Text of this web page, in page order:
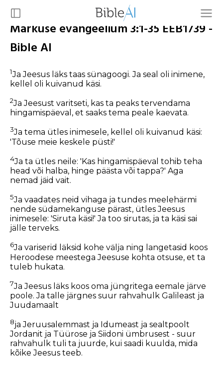
Markuse evangeelium 3:1-35 EEB1739 -
Bible AI
1Ja Jeesus läks taas sünagoogi. Ja seal oli inimene,
kellel oli kuivanud käsi.
2Ja Jeesust varitseti, kas ta peaks tervendama
hingamispäeval, et saaks tema peale kaevata.
3Ja tema ütles inimesele, kellel oli kuivanud käsi:
'Tõuse meie keskele püsti!'
4Ja ta ütles neile: 'Kas hingamispäeval tohib teha
head või halba, hinge päästa või tappa?' Aga
nemad jäid vait.
5Ja vaadates neid vihaga ja tundes meelehärmi
nende südamekanguse pärast, ütles Jeesus
inimesele: 'Siruta käsi!' Ja too sirutas, ja ta käsi sai
jälle terveks.
6Ja variserid läksid kohe välja ning langetasid koos
Heroodese meestega Jeesuse kohta otsuse, et ta
tuleb hukata.
7Ja Jeesus läks koos oma jüngritega eemale järve
poole. Ja talle järgnes suur rahvahulk Galileast ja
Juudamaalt
8ja Jeruusalemmast ja Idumeast ja sealtpoolt
Jordanit ja Tüürose ja Siidoni ümbrusest - suur
rahvahulk tuli ta juurde, kui saadi kuulda, mida
kõike Jeesus teeb.